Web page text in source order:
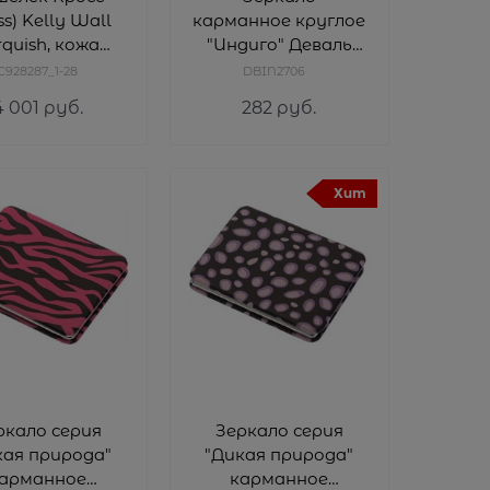
Kelly Wall
кожа
гладкая,
19,5 x
28
001 руб.
карманное круглое
"Индиго" Деваль
Бьюти (Dewal
DBIN2706
282 руб.
серия
природа"
Хит
Зеркало серия
"Дикая природа"
карманное